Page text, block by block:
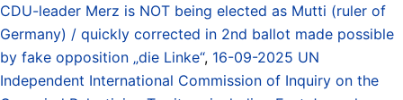
CDU-leader Merz is NOT being elected as Mutti (ruler of
Germany) / quickly corrected in 2nd ballot made possible
by fake opposition „die Linke“, 16-09-2025 UN
Independent International Commission of Inquiry on the